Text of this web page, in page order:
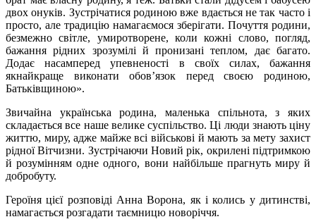
двох онуків. Зустрічатися родиною вже вдається не так часто і
просто, але традицію намагаємося зберігати. Почуття родини,
безмежно світле, умиротворене, коли кожні слово, погляд,
бажання рідних зрозумілі й пронизані теплом, дає багато.
Додає насамперед упевненості в своїх силах, бажання
якнайкраще виконати обов’язок перед своєю родиною,
Батьківщиною».
Звичайна українська родина, маленька спільнота, з яких
складається все наше велике суспільство. Ці люди знають ціну
життю, миру, адже майже всі військові й мають за мету захист
рідної Вітчизни. Зустрічаючи Новий рік, окрилені підтримкою
й розумінням одне одного, вони найбільше прагнуть миру й
добробуту.
Героїня цієї розповіді Анна Ворона, як і колись у дитинстві,
намагається розгадати таємницю новоріччя.